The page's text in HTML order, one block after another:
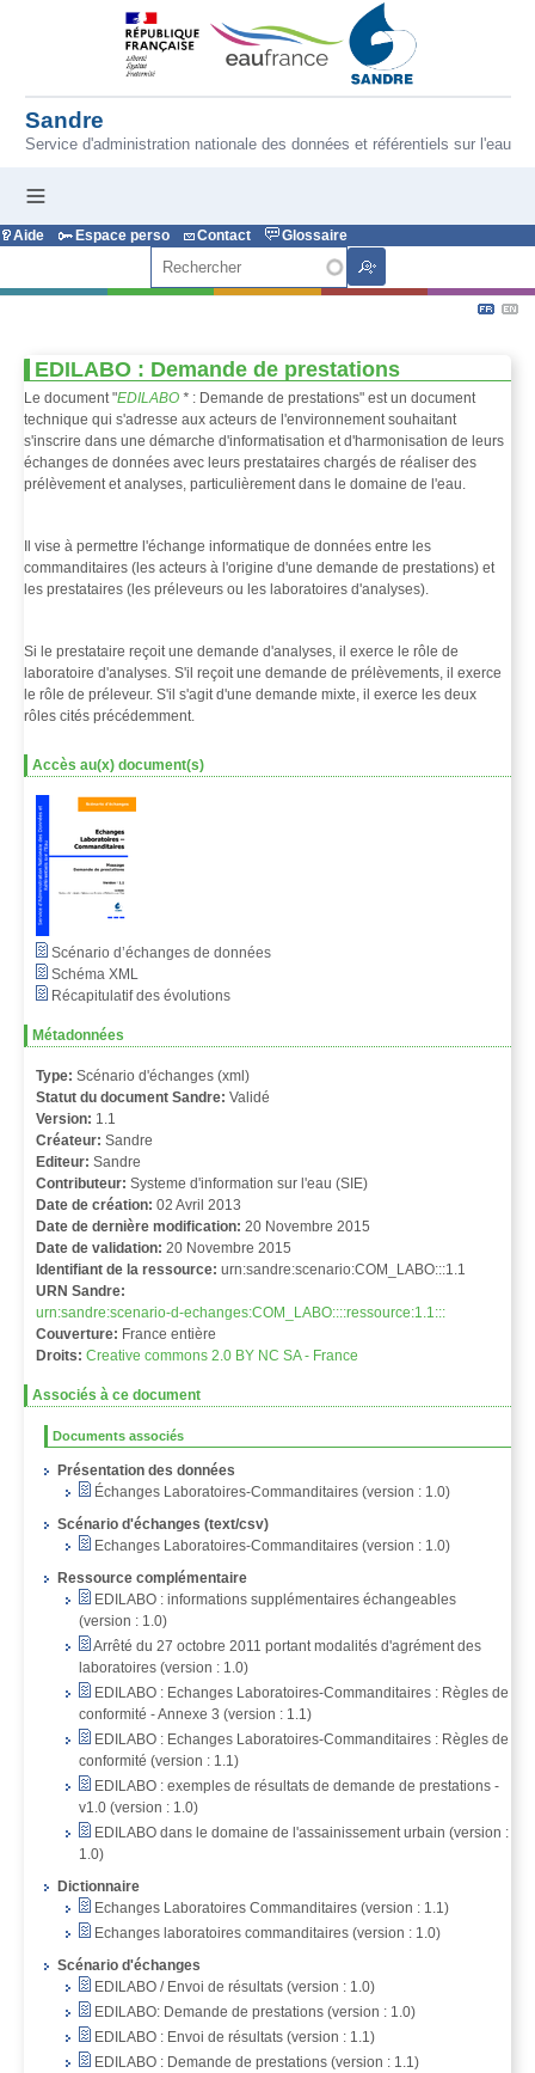
Aller au contenu principal
Sandre
Service d'administration nationale des données et référentiels sur l'eau
Aide Espace perso Contact
Glossaire
EDILABO : Demande de prestations
Le document "EDILABO * : Demande de prestations" est un document
technique qui s'adresse aux acteurs de l'environnement souhaitant
s'inscrire dans une démarche d'informatisation et d'harmonisation de leurs
échanges de données avec leurs prestataires chargés de réaliser des
prélèvement et analyses, particulièrement dans le domaine de l'eau.
Il vise à permettre l'échange informatique de données entre les
commanditaires (les acteurs à l'origine d'une demande de prestations) et
les prestataires (les préleveurs ou les laboratoires d'analyses).
Si le prestataire reçoit une demande d'analyses, il exerce le rôle de
laboratoire d'analyses. S'il reçoit une demande de prélèvements, il exerce
le rôle de préleveur. S'il s'agit d'une demande mixte, il exerce les deux
rôles cités précédemment.
Accès au(x) document(s)
Scénario d’échanges de données
Schéma XML
Récapitulatif des évolutions
Métadonnées
Type: Scénario d'échanges (xml)
Statut du document Sandre: Validé
Version: 1.1
Créateur: Sandre
Editeur: Sandre
Contributeur: Systeme d'information sur l'eau (SIE)
Date de création: 02 Avril 2013
Date de dernière modification: 20 Novembre 2015
Date de validation: 20 Novembre 2015
Identifiant de la ressource: urn:sandre:scenario:COM_LABO:::1.1
URN Sandre:
urn:sandre:scenario-d-echanges:COM_LABO::::ressource:1.1:::
Couverture: France entière
Droits: Creative commons 2.0 BY NC SA - France
Associés à ce document
Documents associés
Présentation des données
Échanges Laboratoires-Commanditaires (version : 1.0)
Scénario d'échanges (text/csv)
Echanges Laboratoires-Commanditaires (version : 1.0)
Ressource complémentaire
EDILABO : informations supplémentaires échangeables
(version : 1.0)
Arrêté du 27 octobre 2011 portant modalités d'agrément des
laboratoires (version : 1.0)
EDILABO : Echanges Laboratoires-Commanditaires : Règles de
conformité - Annexe 3 (version : 1.1)
EDILABO : Echanges Laboratoires-Commanditaires : Règles de
conformité (version : 1.1)
EDILABO : exemples de résultats de demande de prestations -
v1.0 (version : 1.0)
EDILABO dans le domaine de l'assainissement urbain (version :
1.0)
Dictionnaire
Echanges Laboratoires Commanditaires (version : 1.1)
Echanges laboratoires commanditaires (version : 1.0)
Scénario d'échanges
EDILABO / Envoi de résultats (version : 1.0)
EDILABO: Demande de prestations (version : 1.0)
EDILABO : Envoi de résultats (version : 1.1)
EDILABO : Demande de prestations (version : 1.1)